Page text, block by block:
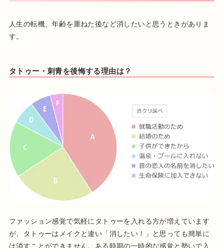
麻酔科標榜医
日本頭蓋顎顔面外科学会会員
人生の転機、年齢を重ねた後など消したいと思うときがありま
す。
タトゥー・刺青を後悔する理由は？
ファッション感覚で気軽にタトゥーを入れる方が増えています
が、タトゥーはメイクと違い「消したい！」と思っても簡単に
は消すことができません。ある時期の一時的な感覚と勢いで入